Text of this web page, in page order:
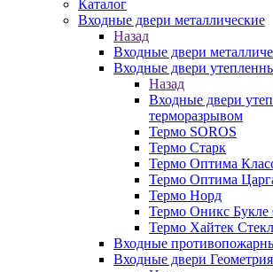
Каталог
Входные двери металлические
Назад
Входные двери
Входные двери
Назад
Входные двери
терморазрывом
Термо SOROS
Термо Старк
Термо Оптима
Термо Оптима
Термо Норд
Термо Оникс Букле
Термо Хайтек
Входные
Входные двери Геометрия